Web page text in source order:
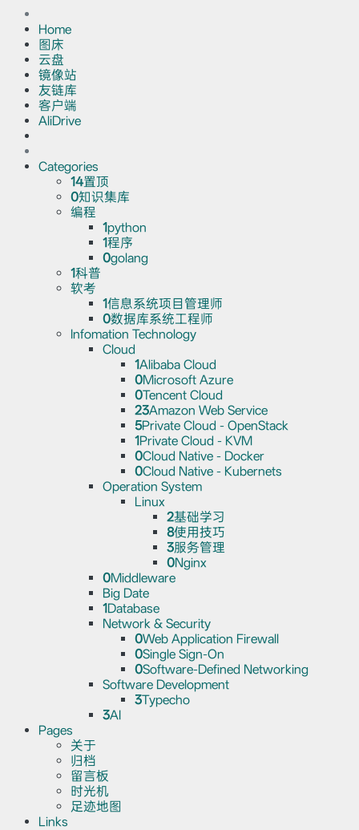
Home
图床
云盘
镜像站
友链库
客户端
AliDrive
Categories
14置顶
0知识集库
编程
1python
1程序
0golang
1科普
软考
1信息系统项目管理师
0数据库系统工程师
Infomation Technology
Cloud
1Alibaba Cloud
0Microsoft Azure
0Tencent Cloud
23Amazon Web Service
5Private Cloud - OpenStack
1Private Cloud - KVM
0Cloud Native - Docker
0Cloud Native - Kubernets
Operation System
Linux
2基础学习
8使用技巧
3服务管理
0Nginx
0Middleware
Big Date
1Database
Network & Security
0Web Application Firewall
0Single Sign-On
0Software-Defined Networking
Software Development
3Typecho
3AI
Pages
关于
归档
留言板
时光机
足迹地图
Links